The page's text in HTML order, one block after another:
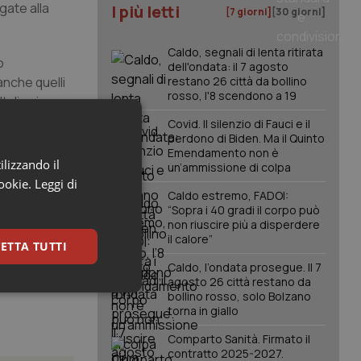
alla
quelli
si
dalla
una nostra
I più letti [7 giorni] [30 giorni]
Caldo, segnali di lenta ritirata
dell'ondata: il 7 agosto
restano 26 città da bollino
rosso, l'8 scendono a 19
Covid. Il silenzio di Fauci e il
perdono di Biden. Ma il Quinto
Emendamento non è
un’ammissione di colpa
Caldo estremo, FADOI:
“Sopra i 40 gradi il corpo può
non riuscire più a disperdere
il calore”
Caldo, l’ondata prosegue. Il 7
agosto 26 città restano da
bollino rosso, solo Bolzano
torna in giallo
Comparto Sanità. Firmato il
contratto 2025-2027.
il
Leggi di
TUTTI